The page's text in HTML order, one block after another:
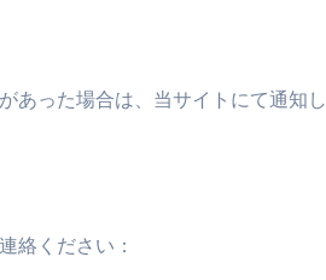
あった場合は、当サイトにて通知し
絡ください：